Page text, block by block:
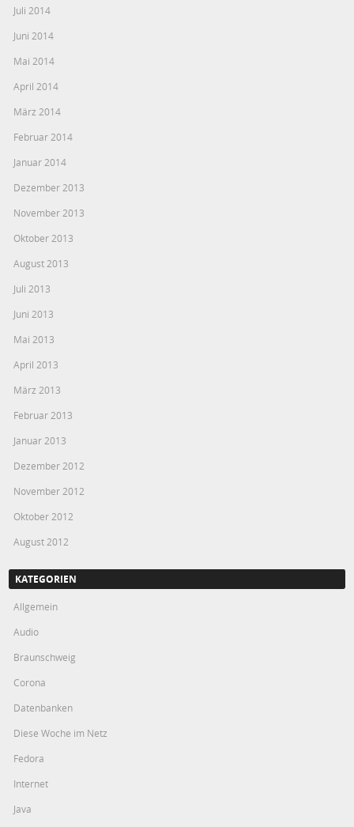
Juli 2014
Juni 2014
Mai 2014
April 2014
März 2014
Februar 2014
Januar 2014
Dezember 2013
November 2013
Oktober 2013
August 2013
Juli 2013
Juni 2013
Mai 2013
April 2013
März 2013
Februar 2013
Januar 2013
Dezember 2012
November 2012
Oktober 2012
August 2012
KATEGORIEN
Allgemein
Audio
Braunschweig
Corona
Datenbanken
Diese Woche im Netz
Fedora
Internet
Java